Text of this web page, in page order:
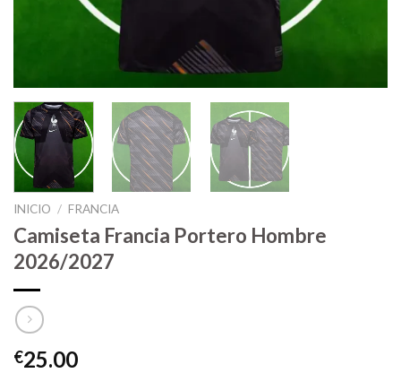
INICIO / FRANCIA
Camiseta Francia Portero Hombre
2026/2027
€25.00